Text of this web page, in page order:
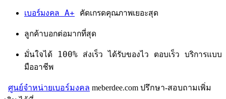
เบอร์มงคล A+ คัดเกรดคุณภาพเยอะสุด
ลูกค้าบอกต่อมากที่สุด
มั่นใจได้ 100% ส่งเร็ว ได้รับของไว ตอบเร็ว บริการแบบ
มืออาชีพ
ศูนย์จำหน่ายเบอร์มงคล meberdee.com ปรึกษา-สอบถามเพิ่ม